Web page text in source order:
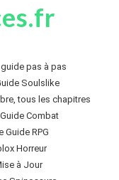
pas à pas
Soulslike
tous les chapitres
Combat
RPG
Horreur
à Jour